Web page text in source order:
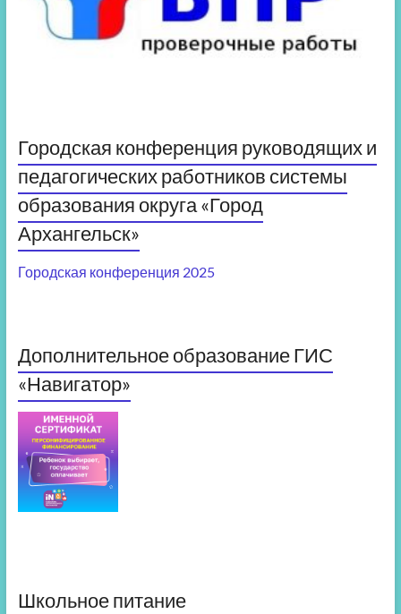
Городская конференция руководящих и
педагогических работников системы
образования округа «Город
Архангельск»
Городская конференция 2025
Дополнительное образование ГИС
«Навигатор»
Школьное питание